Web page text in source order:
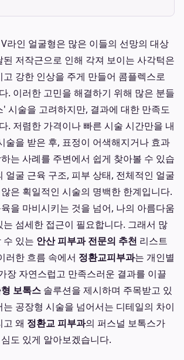
라인 얼굴형은 많은 이들의 선망의 대상
된 저작근으로 인해 각져 보이는 사각턱은
고 강한 인상을 주게 만들어 콤플렉스로
. 이러한 고민을 해결하기 위해 많은 분들
시술을 고려하지만, 결과에 대한 만족도
. 저렴한 가격이나 빠른 시술 시간만을 내
술을 받은 후, 표정이 어색해지거나 효과
는 사례를 주변에서 쉽게 찾아볼 수 있습
얼굴 근육 구조, 피부 상태, 전체적인 얼굴
은 획일적인 시술의 명백한 한계입니다.
을 마비시키는 것을 넘어, 나의 아름다움
는 섬세한 접근이 필요합니다. 그래서 많
수 있는 안산 피부과 전문의 추천 리스트
러한 흐름 속에서 정환교피부과는 개인별
장 자연스럽고 만족스러운 결과를 이끌
보톡스 솔루션을 제시하며 주목받고 있
공장형 시술을 넘어서는 디테일의 차이
고 왜 정환교 피부과의 퍼스널 보톡스가
도 있게 알아보겠습니다.